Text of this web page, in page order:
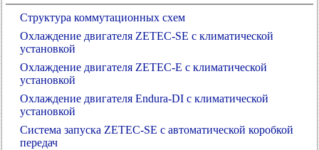
Структура коммутационных схем
Охлаждение двигателя ZETEC-SE с климатической
установкой
Охлаждение двигателя ZETEC-E с климатической
установкой
Охлаждение двигателя Endura-DI с климатической
установкой
Система запуска ZETEC-SE с автоматической коробкой
передач